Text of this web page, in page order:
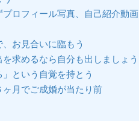
ロフィール写真、自己紹介動画
お見合いに臨もう
求めるなら自分も出しましょう
という自覚を持とう
月でご成婚が当たり前